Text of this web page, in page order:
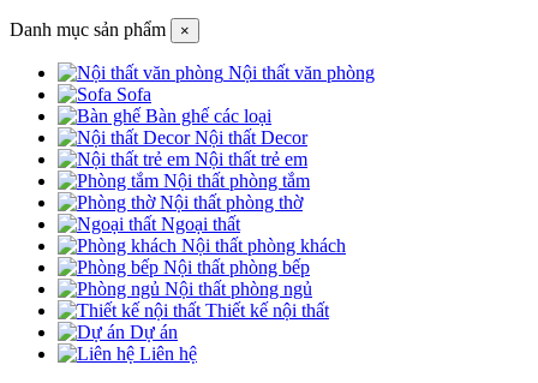
Danh mục sản phẩm ×
Nội thất văn phòng
Sofa
Bàn ghế các loại
Nội thất Decor
Nội thất trẻ em
Nội thất phòng tắm
Nội thất phòng thờ
Ngoại thất
Nội thất phòng khách
Nội thất phòng bếp
Nội thất phòng ngủ
Thiết kế nội thất
Dự án
Liên hệ